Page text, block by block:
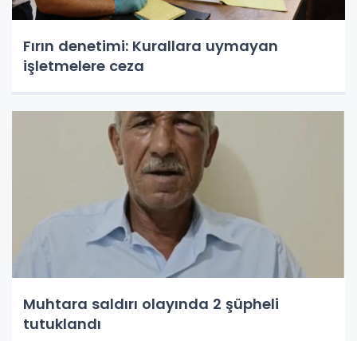
Fırın denetimi: Kurallara uymayan
işletmelere ceza
Muhtara saldırı olayında 2 şüpheli
tutuklandı